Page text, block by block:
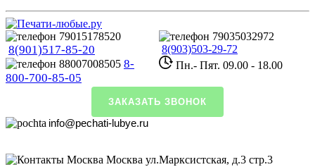
8(901)517-85-20
8-
800-700-85-05
8(903)503-29-72
Пн.- Пят. 09.00 - 18.00
ЗАКАЗАТЬ ЗВОНОК
info@pechati-lubye.ru
Москва ул.Марксистская, д.3 стр.3